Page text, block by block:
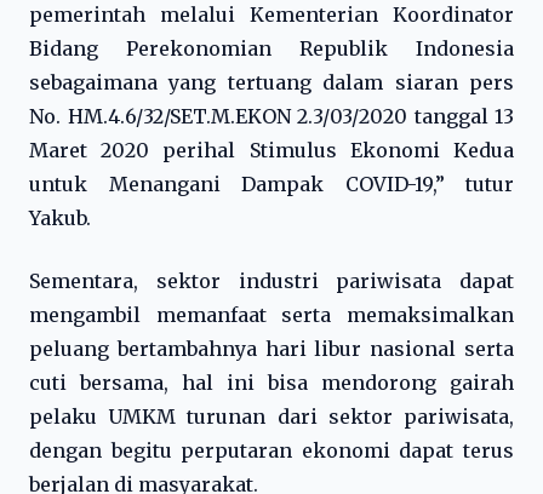
pemerintah melalui Kementerian Koordinator
Bidang Perekonomian Republik Indonesia
sebagaimana yang tertuang dalam siaran pers
No. HM.4.6/32/SET.M.EKON 2.3/03/2020 tanggal 13
Maret 2020 perihal Stimulus Ekonomi Kedua
untuk Menangani Dampak COVID-19,” tutur
Yakub.
Sementara, sektor industri pariwisata dapat
mengambil memanfaat serta memaksimalkan
peluang bertambahnya hari libur nasional serta
cuti bersama, hal ini bisa mendorong gairah
pelaku UMKM turunan dari sektor pariwisata,
dengan begitu perputaran ekonomi dapat terus
berjalan di masyarakat.